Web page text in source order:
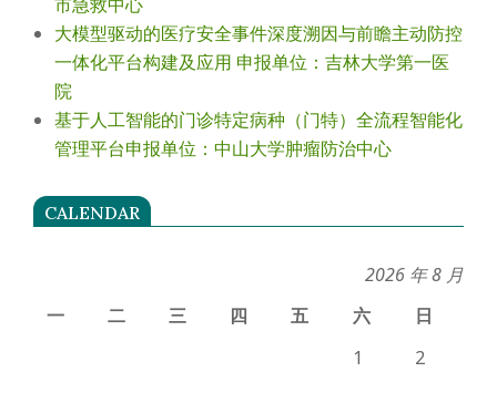
大模型驱动的医疗安全事件深度溯因与前瞻主动防控
一体化平台构建及应用 申报单位：吉林大学第一医
院
基于人工智能的门诊特定病种（门特）全流程智能化
管理平台申报单位：中山大学肿瘤防治中心
CALENDAR
2026 年 8 月
一
二 三 四 五 六
日
1
2